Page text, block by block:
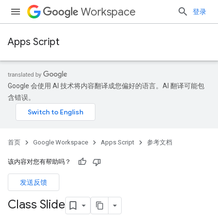
Workspace 登录
Apps Script
Google 会使用 AI 技术将内容翻译成您偏好的语言。AI 翻译可能包
含错误。
首页 Google Workspace Apps Script 参考文档
该内容对您有帮助吗？
发送反馈
Class Slide